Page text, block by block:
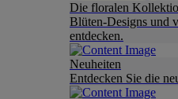
Die floralen
Blüten-Designs und
entdecken.
Neuheiten
Entdecken Sie die